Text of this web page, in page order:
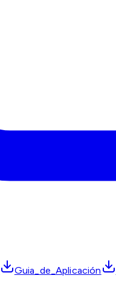
Guia_de_Aplicación